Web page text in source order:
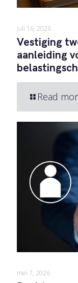
juli 16, 2026
Vestiging
aanleiding
Read
mei 7, 2026